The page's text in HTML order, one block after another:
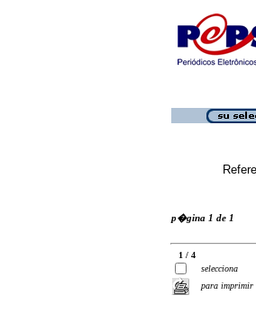
p�gina 1 de 1
1 / 4
selecciona
para imprimir